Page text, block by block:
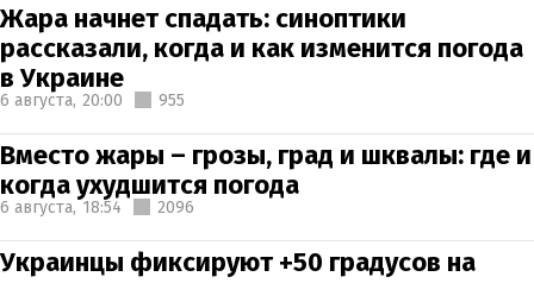
Жара начнет спадать: синоптики
рассказали, когда и как изменится погода
в Украине
6 августа, 20:00 955
Вместо жары – грозы, град и шквалы: где и
когда ухудшится погода
6 августа, 18:54 2096
Украинцы фиксируют +50 градусов на